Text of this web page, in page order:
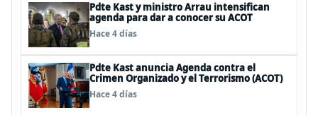
Pdte Kast y ministro Arrau intensifican
agenda para dar a conocer su ACOT
Hace 4 días
Pdte Kast anuncia Agenda contra el
Crimen Organizado y el Terrorismo (ACOT)
Hace 4 días